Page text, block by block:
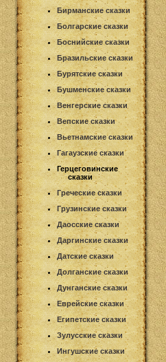
Бирманские сказки
Болгарские сказки
Боснийские сказки
Бразильские сказки
Бурятские сказки
Бушменские сказки
Венгерские сказки
Вепские сказки
Вьетнамские сказки
Гагаузские сказки
Герцеговинские
сказки
Греческие сказки
Грузинские сказки
Даосские сказки
Даргинские сказки
Датские сказки
Долганские сказки
Дунганские сказки
Еврейские сказки
Египетские сказки
Зулусские сказки
Ингушские сказки